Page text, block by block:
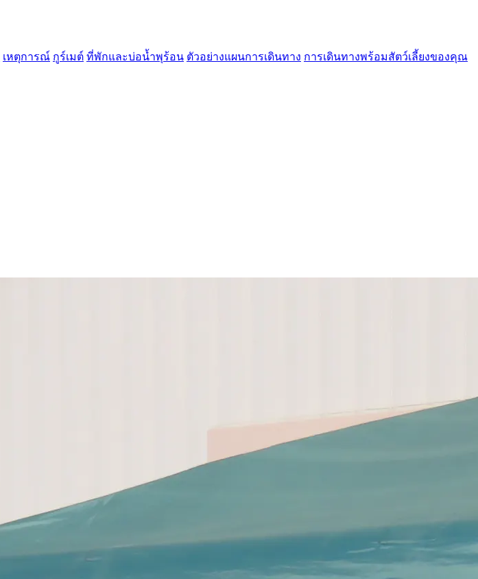
เหตุการณ์ กูร์เมต์ ที่พักและบ่อน้ำพุร้อน ตัวอย่างแผนการเดินทาง การเดินทางพร้อมสัตว์เลี้ยงของคุณ